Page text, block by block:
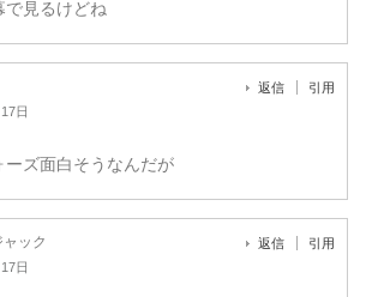
で見るけどね
日
返信 引用
ズ面白そうなんだが
ック
日
返信 引用